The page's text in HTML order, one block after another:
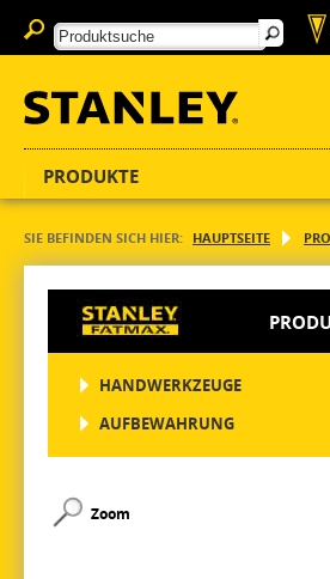
PRODUKTE
SIE BEFINDEN SICH HIER: HAUPTSEITE
HANDWERKZEUGE
AUFBEWAHRUNG
Zoom